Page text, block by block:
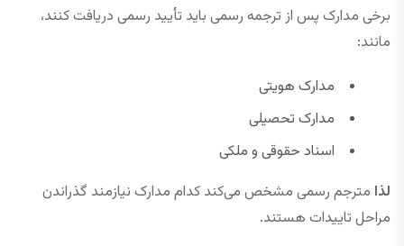
برخی مدارک پس از ترجمه رسمی باید تأیید رسمی دریافت کنند،
مانند:
مدارک هویتی
مدارک تحصیلی
اسناد حقوقی و ملکی
لذا مترجم رسمی مشخص می‌کند کدام مدارک نیازمند گذراندن
مراحل تاییدات هستند.